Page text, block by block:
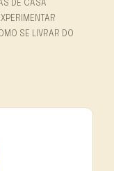
DE CASA
SE LIVRAR DO